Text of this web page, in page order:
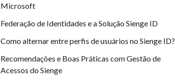
Microsoft
Federação de Identidades e a Solução Sienge ID
Como alternar entre perfis de usuários no Sienge ID?
Recomendações e Boas Práticas com Gestão de
Acessos do Sienge